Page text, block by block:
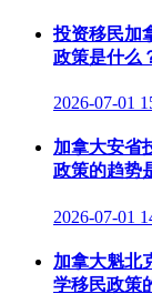
投资移民加
政策是什么
2026-07-01
加拿大安省
政策的趋势
2026-07-01
加拿大魁北
学移民政策